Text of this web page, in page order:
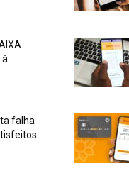
falha